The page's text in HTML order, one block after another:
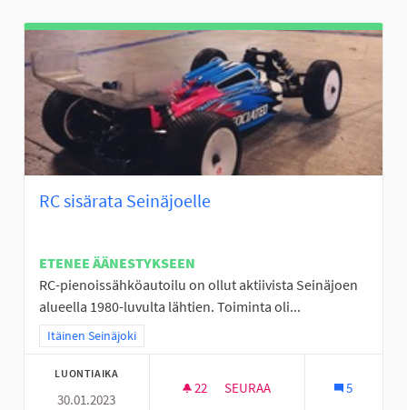
RC sisärata Seinäjoelle
ETENEE ÄÄNESTYKSEEN
RC-pienoissähköautoilu on ollut aktiivista Seinäjoen
alueella 1980-luvulta lähtien. Toiminta oli...
Rajaa tulokset teeman mukaan: Itäinen Seinäjoki
Itäinen Seinäjoki
LUONTIAIKA
30.01.2023
22 22 SEURAAJAA
SEURAA 5